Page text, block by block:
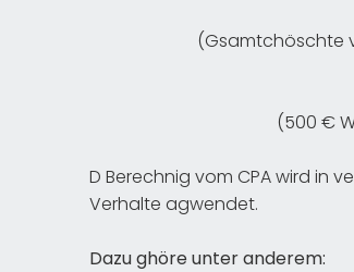
(Gsamtchöschte
(500 €
D Berechnig vom CPA wird in
Verhalte agwendet.
Dazu ghöre unter anderem: